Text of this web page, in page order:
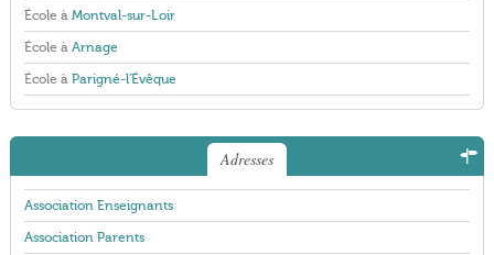
École à Montval-sur-Loir
École à Arnage
École à Parigné-l'Évêque
Adresses
Association Enseignants
Association Parents